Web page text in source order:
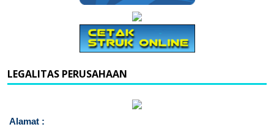
LEGALITAS PERUSAHAAN
Alamat :